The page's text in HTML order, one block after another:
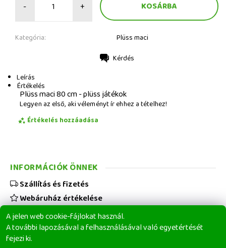
- +
Kategória: Plüss maci
Kérdés
Leírás
Értékelés
Plüss maci 80 cm - plüss játékok
Legyen az első, aki véleményt ír ehhez a tételhez!
Értékelés hozzáadása
A jelen web cookie-fájlokat használ.
A további lapozásával a felhasználásával való egyetértését
fejezi ki.
INFORMÁCIÓK ÖNNEK
Szállítás és fizetés
Webáruház értékelése
Viszonteladóknak
Üzleti feltételek
Elérhetőségeink